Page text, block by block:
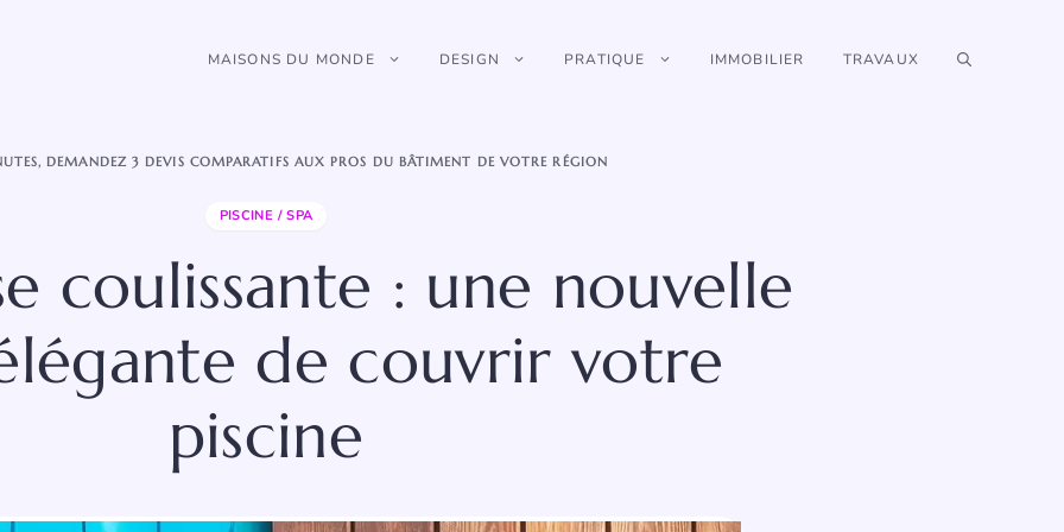
MAISONS DU MONDE DESIGN PRATIQUE IMMOBILIER TRAVAUX
DEMANDEZ 3 DEVIS COMPARATIFS AUX PROS DU BÂTIMENT DE VOTRE RÉGION
PISCINE / SPA
coulissante : une nouvelle
de couvrir votre
piscine